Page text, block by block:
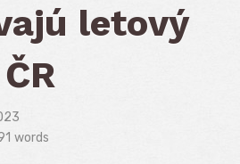
letový
words